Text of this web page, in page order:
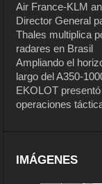
Air France-KLM
Director General
Thales multiplica
radares en Brasil
Ampliando el
largo del A350-
EKOLOT
operaciones
IMÁGENES